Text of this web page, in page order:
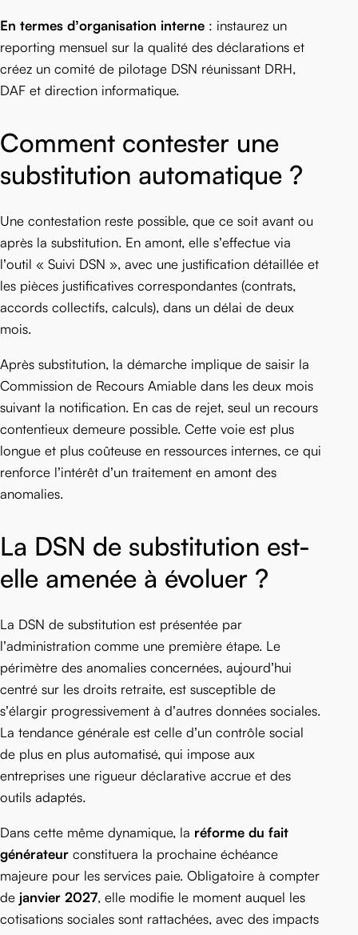
En termes d’organisation interne : instaurez un
reporting mensuel sur la qualité des déclarations et
créez un comité de pilotage DSN réunissant DRH,
DAF et direction informatique.
Comment contester une
substitution automatique ?
Une contestation reste possible, que ce soit avant ou
après la substitution. En amont, elle s’effectue via
l’outil « Suivi DSN », avec une justification détaillée et
les pièces justificatives correspondantes (contrats,
accords collectifs, calculs), dans un délai de deux
mois.
Après substitution, la démarche implique de saisir la
Commission de Recours Amiable dans les deux mois
suivant la notification. En cas de rejet, seul un recours
contentieux demeure possible. Cette voie est plus
longue et plus coûteuse en ressources internes, ce qui
renforce l’intérêt d’un traitement en amont des
anomalies.
La DSN de substitution est-
elle amenée à évoluer ?
La DSN de substitution est présentée par
l’administration comme une première étape. Le
périmètre des anomalies concernées, aujourd’hui
centré sur les droits retraite, est susceptible de
s’élargir progressivement à d’autres données sociales.
La tendance générale est celle d’un contrôle social
de plus en plus automatisé, qui impose aux
entreprises une rigueur déclarative accrue et des
outils adaptés.
Dans cette même dynamique, la réforme du fait
générateur constituera la prochaine échéance
majeure pour les services paie. Obligatoire à compter
de janvier 2027, elle modifie le moment auquel les
cotisations sociales sont rattachées, avec des impacts